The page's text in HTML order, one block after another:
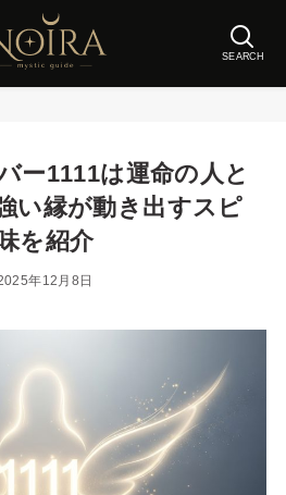
SEARCH
ー1111は運命の人と
い縁が動き出すスピ
を紹介
年12月8日